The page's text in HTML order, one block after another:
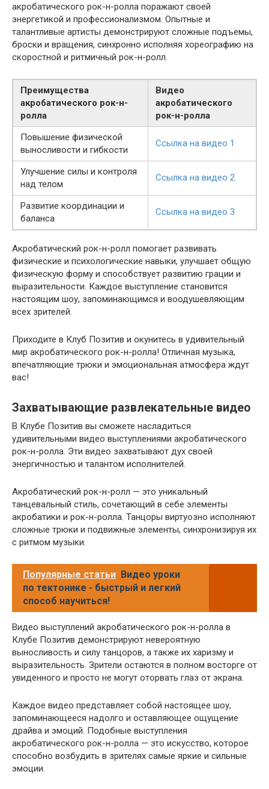
акробатического рок-н-ролла поражают своей
энергетикой и профессионализмом. Опытные и
талантливые артисты демонстрируют сложные подъемы,
броски и вращения, синхронно исполняя хореографию на
скоростной и ритмичный рок-н-ролл.
Преимущества
акробатического рок-н-
ролла
Видео
акробатического
рок-н-ролла
Повышение физической
выносливости и гибкости
Ссылка на видео 1
Улучшение силы и контроля
над телом
Ссылка на видео 2
Развитие координации и
баланса
Ссылка на видео 3
Акробатический рок-н-ролл помогает развивать
физические и психологические навыки, улучшает общую
физическую форму и способствует развитию грации и
выразительности. Каждое выступление становится
настоящим шоу, запоминающимся и воодушевляющим
всех зрителей.
Приходите в Клуб Позитив и окунитесь в удивительный
мир акробатического рок-н-ролла! Отличная музыка,
впечатляющие трюки и эмоциональная атмосфера ждут
вас!
Захватывающие развлекательные видео
В Клубе Позитив вы сможете насладиться
удивительными видео выступлениями акробатического
рок-н-ролла. Эти видео захватывают дух своей
энергичностью и талантом исполнителей.
Акробатический рок-н-ролл — это уникальный
танцевальный стиль, сочетающий в себе элементы
акробатики и рок-н-ролла. Танцоры виртуозно исполняют
сложные трюки и подвижные элементы, синхронизируя их
с ритмом музыки.
Популярные статьи Видео уроки
по тектонике - быстрый и легкий
способ научиться!
Видео выступлений акробатического рок-н-ролла в
Клубе Позитив демонстрируют невероятную
выносливость и силу танцоров, а также их харизму и
выразительность. Зрители остаются в полном восторге от
увиденного и просто не могут оторвать глаз от экрана.
Каждое видео представляет собой настоящее шоу,
запоминающееся надолго и оставляющее ощущение
драйва и эмоций. Подобные выступления
акробатического рок-н-ролла — это искусство, которое
способно возбудить в зрителях самые яркие и сильные
эмоции.